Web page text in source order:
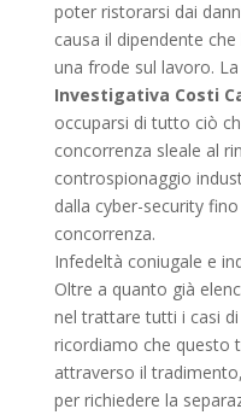
poter ristorarsi dai
causa il dipendente
una frode sul lavoro.
Investigativa Costi
occuparsi di tutto ciò
concorrenza sleale al
controspionaggio
dalla cyber-security
concorrenza.
Infedeltà coniugale e
Oltre a quanto già
nel trattare tutti i casi
ricordiamo che questo
attraverso il
per richiedere la